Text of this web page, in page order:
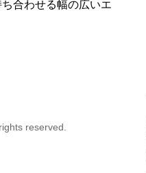
合わせる幅の広いエ
reserved.